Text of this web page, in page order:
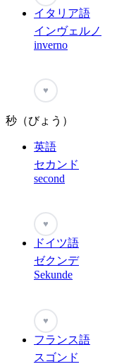
イタリア語
インヴェルノ
inverno
♥
秒（びょう）
英語
セカンド
second
♥
ドイツ語
ゼクンデ
Sekunde
♥
フランス語
スゴンド